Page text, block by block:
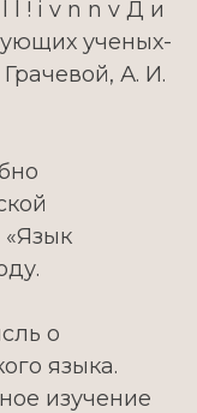
l ! i v n n v Д и
ученых-
А. И.
о
языка.
изучение